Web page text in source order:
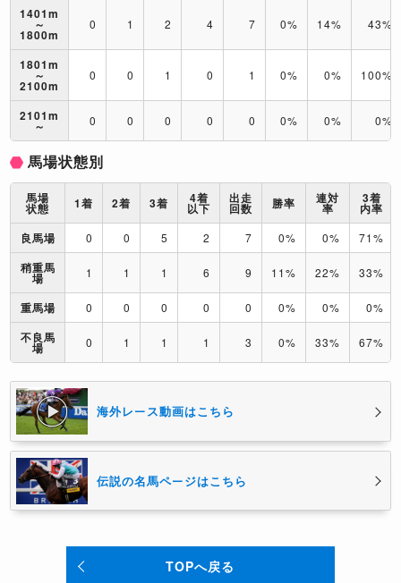
1401m
～
1800m
0 1 2 4 7 0% 14% 43%
1801m
～
2100m
0 0 1 0 1 0% 0% 100%
2101m
～ 0 0 0 0 0 0% 0% 0%
馬場状態別
馬場
状態 1着 2着 3着 4着
以下
出走
回数 勝率 連対
率
3着
内率
良馬場
0 0 5 2 7 0% 0% 71%
稍重馬
場 1 1 1 6 9 11% 22% 33%
重馬場 0 0 0 0 0 0% 0% 0%
不良馬
場 0 1 1 1 3 0% 33% 67%
海外レース動画はこちら
伝説の名馬ページはこちら
TOPへ戻る